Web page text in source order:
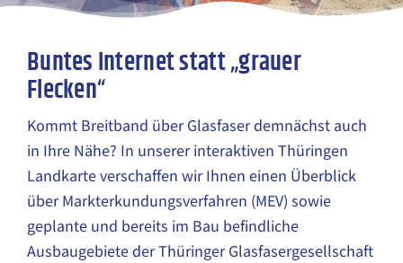
Buntes Internet statt „grauer
Flecken“
Kommt Breitband über Glasfaser demnächst auch
in Ihre Nähe? In unserer interaktiven Thüringen
Landkarte verschaffen wir Ihnen einen Überblick
über Markterkundungsverfahren (MEV) sowie
geplante und bereits im Bau befindliche
Ausbaugebiete der Thüringer Glasfasergesellschaft